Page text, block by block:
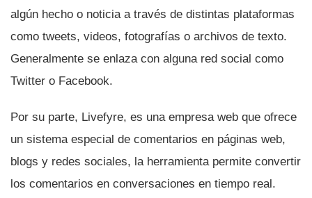
algún hecho o noticia a través de distintas plataformas
como tweets, videos, fotografí­as o archivos de texto.
Generalmente se enlaza con alguna red social como
Twitter o Facebook.
Por su parte, Livefyre, es una empresa web que ofrece
un sistema especial de comentarios en páginas web,
blogs y redes sociales, la herramienta permite convertir
los comentarios en conversaciones en tiempo real.